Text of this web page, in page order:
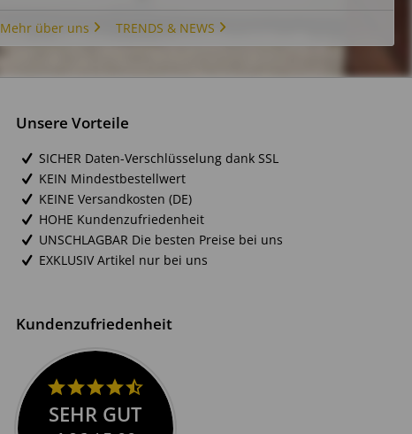
Mehr über uns TRENDS & NEWS
Unsere Vorteile
SICHER Daten-Verschlüsselung dank SSL
KEIN Mindestbestellwert
KEINE Versandkosten (DE)
HOHE Kundenzufriedenheit
UNSCHLAGBAR Die besten Preise bei uns
EXKLUSIV Artikel nur bei uns
Kundenzufriedenheit
SEHR GUT